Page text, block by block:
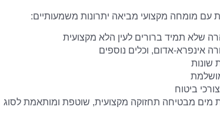
עם מומחה מקצועי מביאה יתרונות משמעותיים:
שלא תמיד ברורים לעין הלא מקצועית
אינפרא-אדום, וכלים נוספים
שונות
ביטוח
מים מבטיחה תחזוקה מקצועית, שוטפת ומותאמת לסוג